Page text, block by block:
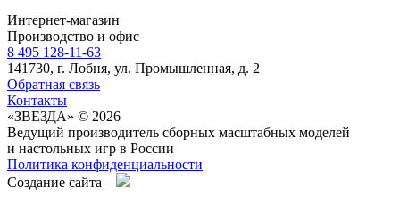
Интернет-магазин
Производство и офис
8 495 128-11-63
141730, г. Лобня, ул. Промышленная, д. 2
Обратная связь
Контакты
«ЗВЕЗДА» © 2026
Ведущий производитель сборных масштабных моделей
и настольных игр в России
Политика конфиденциальности
Создание сайта –